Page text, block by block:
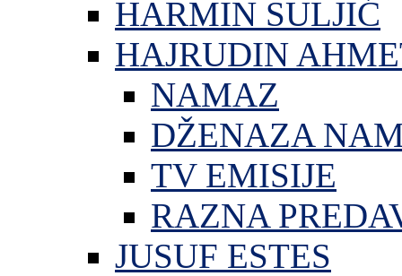
HARMIN SULJIĆ
HAJRUDIN
NAMAZ
DŽENAZA
TV EMISIJE
RAZNA
JUSUF ESTES